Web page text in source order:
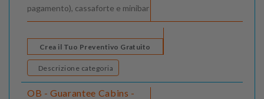
pagamento), cassaforte e minibar
Crea il Tuo Preventivo Gratuito
Descrizione categoria
OB - Guarantee Cabins -